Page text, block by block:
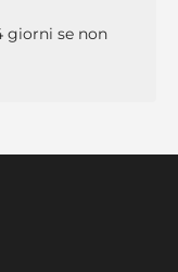
giorni se non